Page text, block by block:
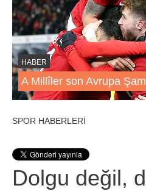
HABER
A Millîler son Avrupa
SPOR HABERLERİ
Dolgu değil,